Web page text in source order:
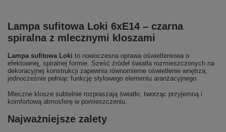
Lampa sufitowa Loki 6xE14 – czarna
spiralna z mlecznymi kloszami
Lampa sufitowa Loki to nowoczesna oprawa oświetleniowa o
efektownej, spiralnej formie. Sześć źródeł światła rozmieszczonych na
dekoracyjnej konstrukcji zapewnia równomierne oświetlenie wnętrza,
jednocześnie pełniąc funkcję stylowego elementu aranżacyjnego.
Mleczne klosze subtelnie rozpraszają światło, tworząc przyjemną i
komfortową atmosferę w pomieszczeniu.
Najważniejsze zalety